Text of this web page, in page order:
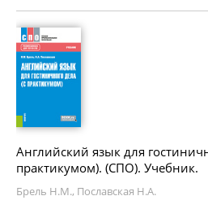
Английский язык для
практикумом). (СПО). Учебник.
Брель Н.М., Пославская Н.А.